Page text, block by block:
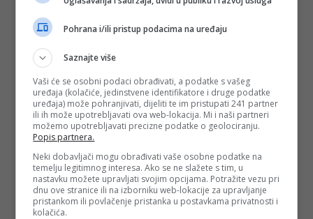
Pohrana i/ili pristup podacima na uređaju
Saznajte više
Vaši će se osobni podaci obrađivati, a podatke s vašeg
uređaja (kolačiće, jedinstvene identifikatore i druge podatke
uređaja) može pohranjivati, dijeliti te im pristupati 241 partner
ili ih može upotrebljavati ova web-lokacija. Mi i naši partneri
možemo upotrebljavati precizne podatke o geolociranju.
Popis partnera.
Neki dobavljači mogu obrađivati vaše osobne podatke na
temelju legitimnog interesa. Ako se ne slažete s tim, u
nastavku možete upravljati svojim opcijama. Potražite vezu pri
dnu ove stranice ili na izborniku web-lokacije za upravljanje
pristankom ili povlačenje pristanka u postavkama privatnosti i
kolačića.